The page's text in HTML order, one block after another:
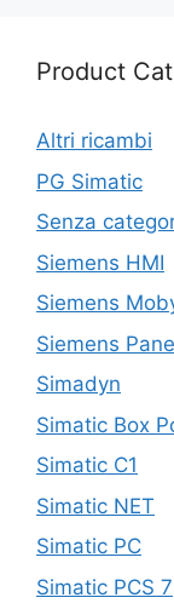
Product
Altri ricambi
PG Simatic
Senza
Siemens HMI
Siemens
Siemens
Simadyn
Simatic Box
Simatic C1
Simatic NET
Simatic PC
Simatic PCS 7